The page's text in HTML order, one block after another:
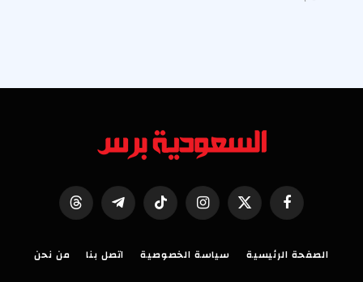
فيسبوكX
(Twitter)
الانستغرامتيكتوك تيلقرام Threads
الصفحة الرئيسية سياسة الخصوصية اتصل بنا من نحن